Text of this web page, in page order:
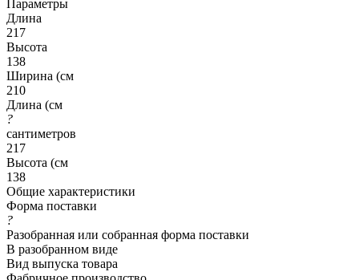
Параметры
Длина
217
Высота
138
Ширина (см
210
Длина (см
?
сантиметров
217
Высота (см
138
Общие характеристики
Форма поставки
?
Разобранная или собранная форма поставки
В разобранном виде
Вид выпуска товара